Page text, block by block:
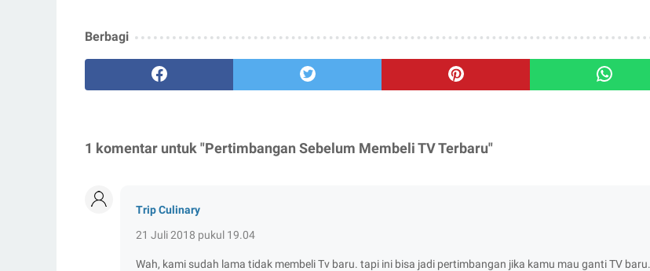
Berbagi
1 komentar untuk "Pertimbangan Sebelum Membeli TV Terbaru"
Trip Culinary
21 Juli 2018 pukul 19.04
Wah, kami sudah lama tidak membeli Tv baru. tapi ini bisa jadi pertimbangan jika kamu mau ganti TV baru.